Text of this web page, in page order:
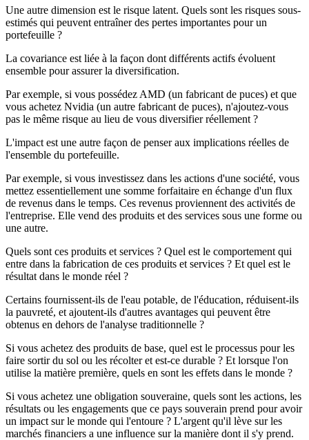
Une autre dimension est le risque latent. Quels sont les risques sous-
estimés qui peuvent entraîner des pertes importantes pour un
portefeuille ?
La covariance est liée à la façon dont différents actifs évoluent
ensemble pour assurer la diversification.
Par exemple, si vous possédez AMD (un fabricant de puces) et que
vous achetez Nvidia (un autre fabricant de puces), n'ajoutez-vous
pas le même risque au lieu de vous diversifier réellement ?
L'impact est une autre façon de penser aux implications réelles de
l'ensemble du portefeuille.
Par exemple, si vous investissez dans les actions d'une société, vous
mettez essentiellement une somme forfaitaire en échange d'un flux
de revenus dans le temps. Ces revenus proviennent des activités de
l'entreprise. Elle vend des produits et des services sous une forme ou
une autre.
Quels sont ces produits et services ? Quel est le comportement qui
entre dans la fabrication de ces produits et services ? Et quel est le
résultat dans le monde réel ?
Certains fournissent-ils de l'eau potable, de l'éducation, réduisent-ils
la pauvreté, et ajoutent-ils d'autres avantages qui peuvent être
obtenus en dehors de l'analyse traditionnelle ?
Si vous achetez des produits de base, quel est le processus pour les
faire sortir du sol ou les récolter et est-ce durable ? Et lorsque l'on
utilise la matière première, quels en sont les effets dans le monde ?
Si vous achetez une obligation souveraine, quels sont les actions, les
résultats ou les engagements que ce pays souverain prend pour avoir
un impact sur le monde qui l'entoure ? L'argent qu'il lève sur les
marchés financiers a une influence sur la manière dont il s'y prend.